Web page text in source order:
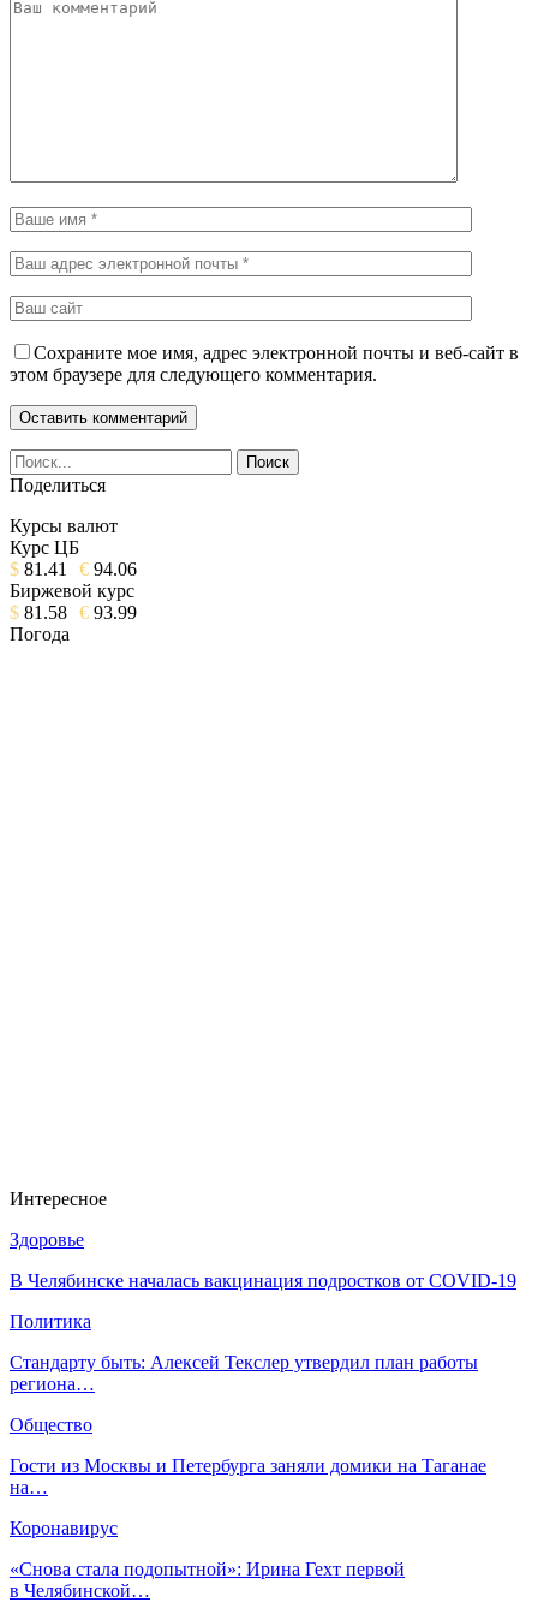
Сохраните мое имя, адрес электронной почты и веб-сайт в
этом браузере для следующего комментария.
Поделиться
Курсы валют
Курс ЦБ
$ 81.41 € 94.06
Биржевой курс
$ 81.58 € 93.99
Погода
Интересное
Здоровье
В Челябинске началась вакцинация подростков от COVID-19
Политика
Стандарту быть: Алексей Текслер утвердил план работы
региона…
Общество
Гости из Москвы и Петербурга заняли домики на Таганае
на…
Коронавирус
«Снова стала подопытной»: Ирина Гехт первой
в Челябинской…